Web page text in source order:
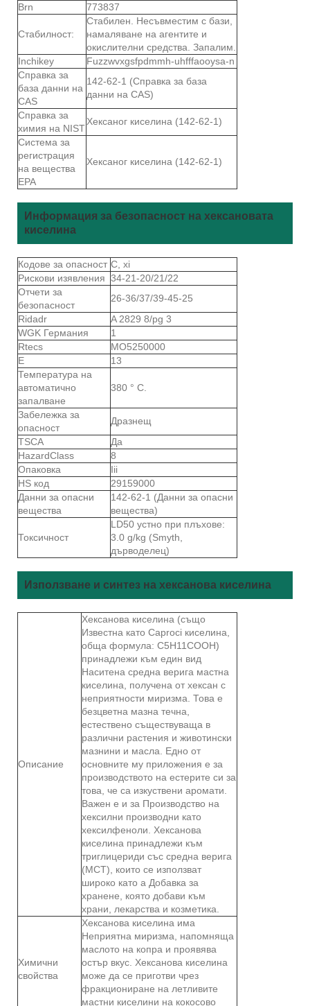
Brn
773837
Стабилност:
Стабилен. Несъвместим с бази,
намаляване на агентите и
окислителни средства. Запалим.
Inchikey
Fuzzwvxgsfpdmmh-uhfffaooysa-n
Справка за
база данни на
CAS
142-62-1 (Справка за база
данни на CAS)
Справка за
химия на NIST
Хексаног киселина (142-62-1)
Система за
регистрация
на вещества
EPA
Хексаног киселина (142-62-1)
Информация за безопасност на хексановата
киселина
Кодове за опасност C, xi
Рискови изявления 34-21-20/21/22
Отчети за
безопасност
26-36/37/39-45-25
Ridadr
A 2829 8/pg 3
WGK Германия
1
Rtecs
MO5250000
Е
13
Температура на
автоматично
запалване
380 ° C.
Забележка за
опасност
Дразнещ
TSCA
Да
HazardClass
8
Опаковка
Iii
HS код
29159000
Данни за опасни
вещества
142-62-1 (Данни за опасни
вещества)
Токсичност
LD50 устно при плъхове:
3.0 g/kg (Smyth,
дърводелец)
Използване и синтез на хексанова киселина
Описание
Хексанова киселина (също
Известна като Caproci киселина,
обща формула: C5H11COOH)
принадлежи към един вид
Наситена средна верига мастна
киселина, получена от хексан с
неприятности миризма. Това е
безцветна мазна течна,
естествено съществуваща в
различни растения и животински
мазнини и масла. Едно от
основните му приложения е за
производството на естерите си за
това, че са изкуствени аромати.
Важен е и за Производство на
хексилни производни като
хексилфеноли. Хексанова
киселина принадлежи към
триглицериди със средна верига
(MCT), които се използват
широко като a Добавка за
хранене, която добави към
храни, лекарства и козметика.
Химични
свойства
Хексанова киселина има
Неприятна миризма, напомняща
маслото на копра и проявява
остър вкус. Хексанова киселина
може да се приготви чрез
фракциониране на летливите
мастни киселини на кокосово